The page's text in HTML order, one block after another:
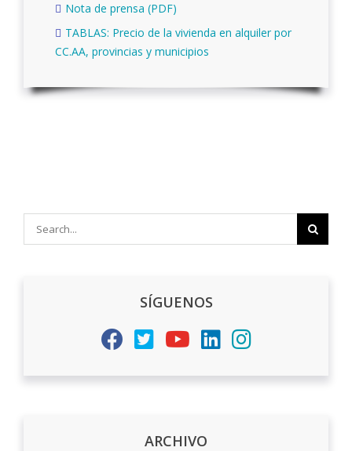
Nota de prensa (PDF)
TABLAS: Precio de la vivienda en alquiler por
CC.AA, provincias y municipios
SÍGUENOS
ARCHIVO